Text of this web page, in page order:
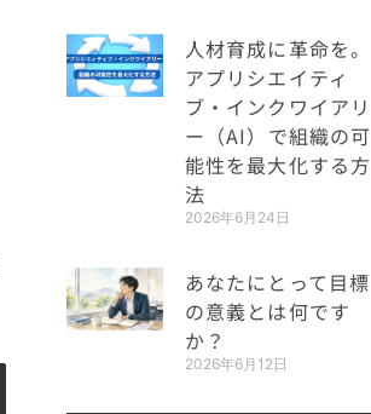
人材育成に革命を。
アプリシエイティ
ブ・インクワイアリ
ー（AI）で組織の可
能性を最大化する方
法
2026年6月24日
あなたにとって目標
の意義とは何です
か？
2026年6月12日